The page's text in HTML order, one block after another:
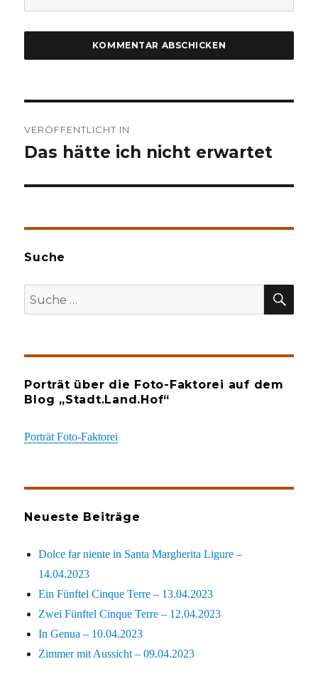
VERÖFFENTLICHT IN
Das hätte ich nicht erwartet
Suche
Suche
nach:
Porträt über die Foto-Faktorei auf dem
Blog „Stadt.Land.Hof“
Porträt Foto-Faktorei
Neueste Beiträge
Dolce far niente in Santa Margherita Ligure –
14.04.2023
Ein Fünftel Cinque Terre – 13.04.2023
Zwei Fünftel Cinque Terre – 12.04.2023
In Genua – 10.04.2023
Zimmer mit Aussicht – 09.04.2023